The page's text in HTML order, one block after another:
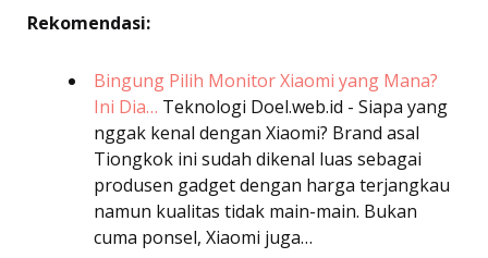
Rekomendasi:
Bingung Pilih Monitor Xiaomi yang Mana?
Ini Dia… Teknologi Doel.web.id - Siapa yang
nggak kenal dengan Xiaomi? Brand asal
Tiongkok ini sudah dikenal luas sebagai
produsen gadget dengan harga terjangkau
namun kualitas tidak main-main. Bukan
cuma ponsel, Xiaomi juga…